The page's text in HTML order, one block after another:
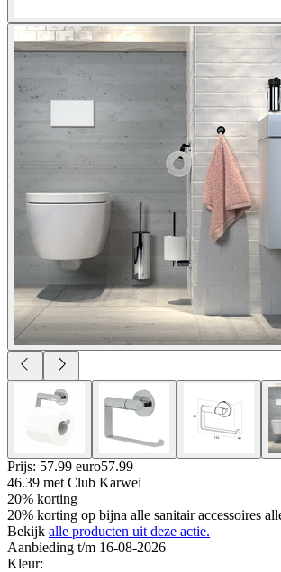
Prijs: 57.99 euro57.99
46.39 met Club Karwei
20% korting
20% korting op bijna alle sanitair accessoires
Bekijk alle producten uit deze actie.
Aanbieding t/m 16-08-2026
Kleur: